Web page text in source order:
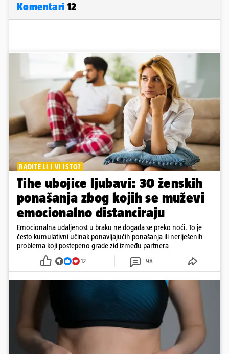
Komentari 12
RADITE LI I VI ISTO?
Tihe ubojice ljubavi: 30 ženskih
ponašanja zbog kojih se muževi
emocionalno distanciraju
Emocionalna udaljenost u braku ne događa se preko noći. To je
često kumulativni učinak ponavljajućih ponašanja ili neriješenih
problema koji postepeno grade zid između partnera
12 98